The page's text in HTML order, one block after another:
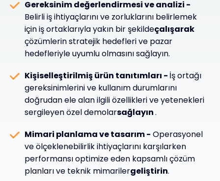
Gereksinim değerlendirmesi ve analizi -
Belirli iş ihtiyaçlarını ve zorluklarını belirlemek
için iş ortaklarıyla yakın bir şekildeçalışarak
çözümlerin stratejik hedefleri ve pazar
hedefleriyle uyumlu olmasını sağlayın.
Kişiselleştirilmiş ürün tanıtımları - İş ortağı
gereksinimlerini ve kullanım durumlarını
doğrudan ele alan ilgili özellikleri ve yetenekleri
sergileyen özel demolarsağlayın.
Mimari planlama ve tasarım - Operasyonel
ve ölçeklenebilirlik ihtiyaçlarını karşılarken
performansı optimize eden kapsamlı çözüm
planları ve teknik mimarilergeliştirin.